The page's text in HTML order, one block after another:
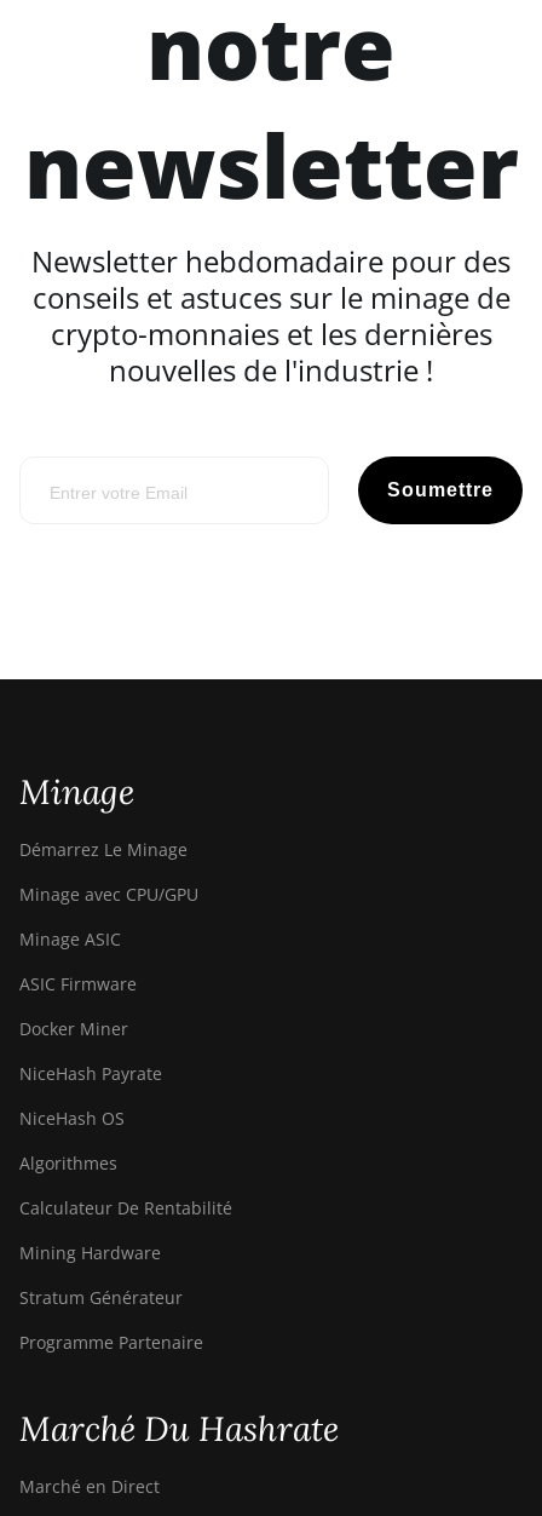
notre
newsletter
Newsletter hebdomadaire pour des
conseils et astuces sur le minage de
crypto-monnaies et les dernières
nouvelles de l'industrie !
Soumettre
Minage
Démarrez Le Minage
Minage avec CPU/GPU
Minage ASIC
ASIC Firmware
Docker Miner
NiceHash Payrate
NiceHash OS
Algorithmes
Calculateur De Rentabilité
Mining Hardware
Stratum Générateur
Programme Partenaire
Marché Du Hashrate
Marché en Direct